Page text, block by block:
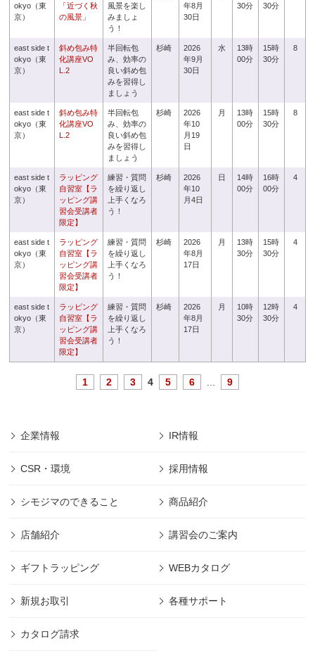
okyo（東
京）
「近づく秋
の風景」
風景を楽し
みましょ
う！
年8月
30日
30分
30分
east side t
okyo（東
京）
斜め包み特
化講座VO
L.2
半回転包
み、効率の
良い斜め包
みを習得し
ましょう
杉崎
2026
年9月
30日
水
13時
00分
15時
30分
8
east side t
okyo（東
京）
斜め包み特
化講座VO
L.2
半回転包
み、効率の
良い斜め包
みを習得し
ましょう
杉崎
2026
年10
月19
日
月
13時
00分
15時
30分
8
east side t
okyo（東
京）
ラッピング
自習室【ラ
ッピング講
習会受講者
限定】
練習・質問
を繰り返し
上手くなろ
う！
杉崎
2026
年10
月4日
日
14時
00分
16時
00分
4
east side t
okyo（東
京）
ラッピング
自習室【ラ
ッピング講
習会受講者
限定】
練習・質問
を繰り返し
上手くなろ
う！
杉崎
2026
年8月
17日
月
13時
30分
15時
30分
4
east side t
okyo（東
京）
ラッピング
自習室【ラ
ッピング講
習会受講者
限定】
練習・質問
を繰り返し
上手くなろ
う！
杉崎
2026
年8月
17日
月
10時
30分
12時
30分
4
1 2 3 4 5 6 9
企業情報 IR情報
CSR・環境 採用情報
シモジマのできること 商品紹介
店舗紹介 講習会のご案内
ギフトラッピング WEBカタログ
新規お取引 各種サポート
カタログ請求